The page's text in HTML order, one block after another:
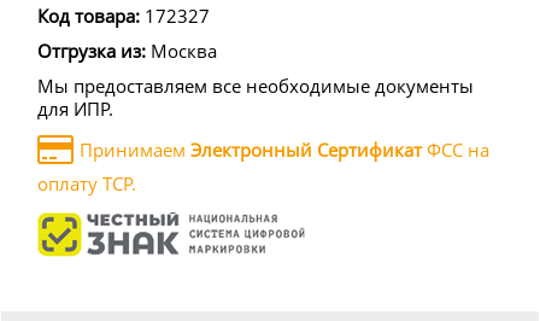
Код товара: 172327
Отгрузка из: Москва
Мы предоставляем все необходимые документы
для ИПР.
Принимаем Электронный СертификатФСС на
оплату ТСР.